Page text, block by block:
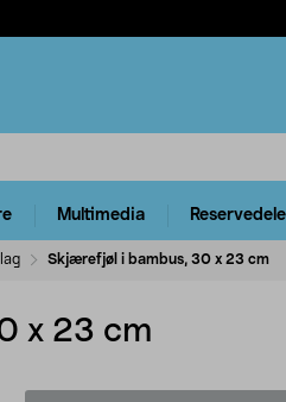
Multimedia
Skjærefjøl i bambus, 30 x 23 cm
x 23 cm